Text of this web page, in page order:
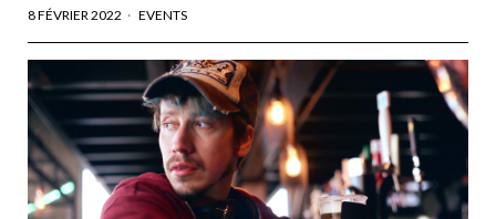
8 FÉVRIER 2022 EVENTS